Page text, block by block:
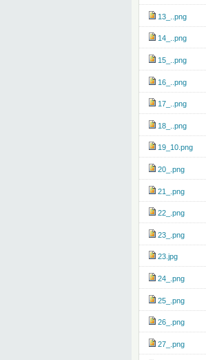
13_..png
14_..png
15_..png
16_..png
17_..png
18_..png
19_10.png
20_.png
21_.png
22_.png
23_.png
23.jpg
24_.png
25_.png
26_.png
27_.png